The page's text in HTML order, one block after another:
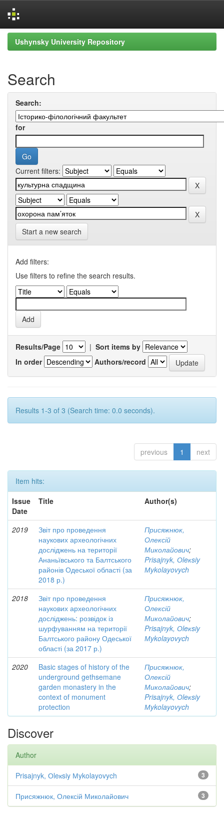
Skip
navigation
Ushynsky University Repository
Search
Search:
for
Current filters:
Start a new search
Add filters:
Use filters to refine the search results.
Results/Page | Sort items by
In order
Authors/record
Results 1-3 of 3 (Search time: 0.0 seconds).
previous 1 next
Item hits:
Issue
Date
Title Author(s)
2019
Звіт про проведення
наукових археологічних
досліджень на території
Ананьївського та Балтського
районів Одеської області (за
2018 р.)
Присяжнюк,
Олексій
Миколайович;
Prisajnyk, Оleкsiy
Мykolayovych
2018
Звіт про проведення
наукових археологічних
досліджень: розвідок із
шурфуванням на території
Балтського району Одеської
області (за 2017 р.)
Присяжнюк,
Олексій
Миколайович;
Prisajnyk, Оleкsiy
Мykolayovych
2020
Basic stages of history of the
underground gethsemane
garden monastery in the
context of monument
protection
Присяжнюк,
Олексій
Миколайович;
Prisajnyk, Оleкsiy
Мykolayovych
Discover
Author
3
Prisajnyk, Оleкsiy Мykolayovych
3
Присяжнюк, Олексій Миколайович